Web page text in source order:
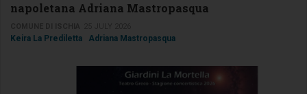
napoletana Adriana Mastropasqua
Keira La Prediletta Adriana Mastropasqua